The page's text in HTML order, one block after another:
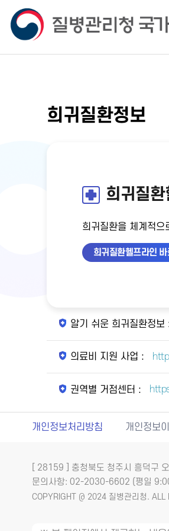
희귀질환정보
희귀질
희귀질환을 체계적
희귀질환헬프라인 바
알기 쉬운 희귀질환정보
의료비 지원 사업 :
권역별 거점센터 :
개인정보처리방침 개인정보
[ 28159 ] 충청북도 청주시 흥덕구
문의사항: 02-2030-6602 (평일
COPYRIGHT @ 2024 질병관리청. ALL